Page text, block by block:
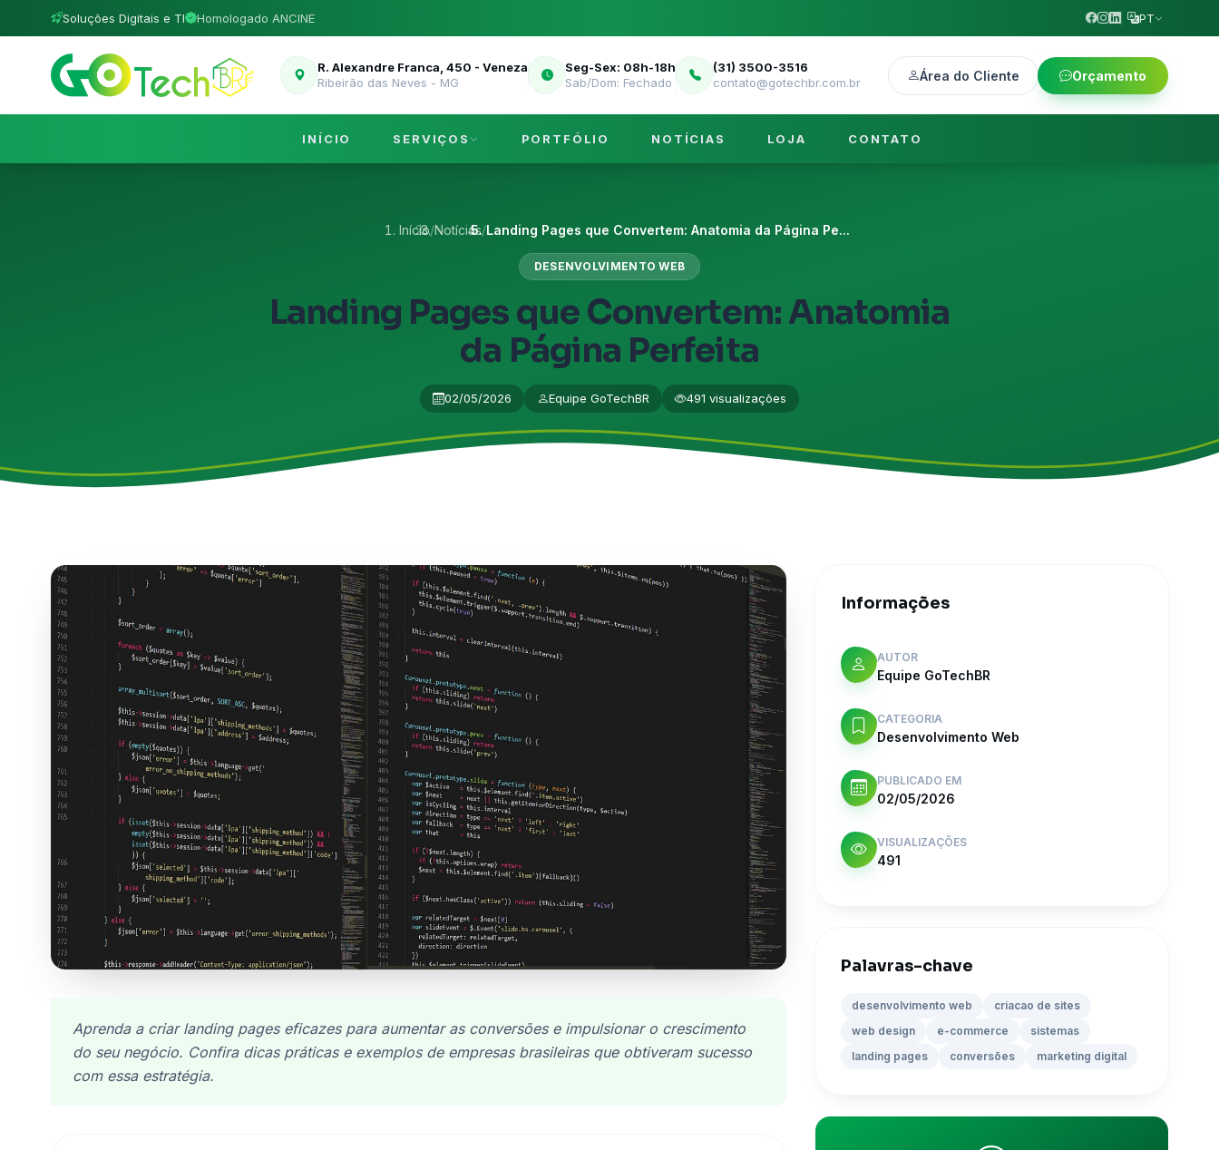
Soluções Digitais e TI Homologado ANCINE PT
R. Alexandre Franca, 450 - Veneza
Ribeirão das Neves - MG
Seg-Sex: 08h-18h
Sab/Dom: Fechado
(31) 3500-3516
contato@gotechbr.com.br
Área do Cliente Orçamento
INÍCIO SERVIÇOS PORTFÓLIO NOTÍCIAS LOJA CONTATO
Início/Notícias/Landing Pages que Convertem: Anatomia da Página Pe...
DESENVOLVIMENTO WEB
Landing Pages que Convertem: Anatomia
da Página Perfeita
02/05/2026 Equipe GoTechBR 491 visualizações
Aprenda a criar landing pages eficazes para aumentar as conversões e impulsionar o crescimento
do seu negócio. Confira dicas práticas e exemplos de empresas brasileiras que obtiveram sucesso
com essa estratégia.
Informações
AUTOR
Equipe GoTechBR
CATEGORIA
Desenvolvimento Web
PUBLICADO EM
02/05/2026
VISUALIZAÇÕES
491
Palavras-chave
desenvolvimento web
criacao de sites
web design
e-commerce
sistemas
landing pages
conversões marketing digital